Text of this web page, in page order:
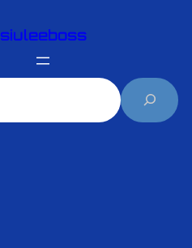
siuleeboss